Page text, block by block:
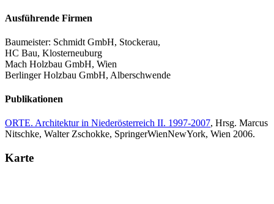
Ausführende Firmen
Baumeister: Schmidt GmbH, Stockerau,
HC Bau, Klosterneuburg
Mach Holzbau GmbH, Wien
Berlinger Holzbau GmbH, Alberschwende
Publikationen
ORTE. Architektur in Niederösterreich II. 1997-2007, Hrsg. Marcus
Nitschke, Walter Zschokke, SpringerWienNewYork, Wien 2006.
Karte